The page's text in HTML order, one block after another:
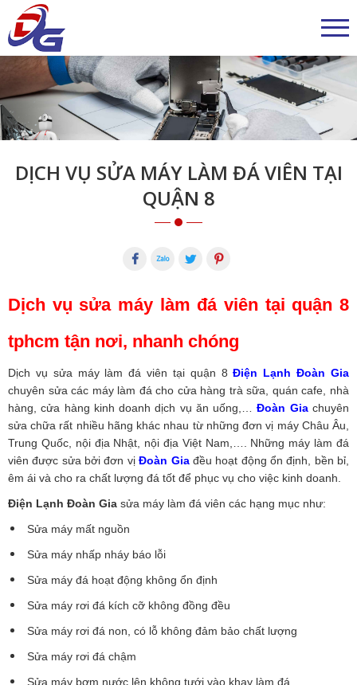
DỊCH VỤ SỬA MÁY LÀM ĐÁ VIÊN TẠI
QUẬN 8
Dịch vụ sửa máy làm đá viên tại quận 8
tphcm tận nơi, nhanh chóng
Dịch vụ sửa máy làm đá viên tại quận 8Điện Lạnh Đoàn Gia
chuyên sửa các máy làm đá cho cửa hàng trà sữa, quán cafe, nhà
hàng, cửa hàng kinh doanh dịch vụ ăn uống,…Đoàn Giachuyên
sửa chữa rất nhiều hãng khác nhau từ những đơn vị máy Châu Âu,
Trung Quốc, nội địa Nhật, nội địa Việt Nam,…. Những máy làm đá
viên được sửa bởi đơn vịĐoàn Giađều hoạt động ổn định, bền bỉ,
êm ái và cho ra chất lượng đá tốt để phục vụ cho việc kinh doanh.
Điện Lạnh Đoàn Gia sửa máy làm đá viên các hạng mục như:
Sửa máy mất nguồn
Sửa máy nhấp nháy báo lỗi
Sửa máy đá hoạt động không ổn định
Sửa máy rơi đá kích cỡ không đồng đều
Sửa máy rơi đá non, có lỗ không đảm bảo chất lượng
Sửa máy rơi đá chậm
Sửa máy bơm nước lên không tưới vào khay làm đá